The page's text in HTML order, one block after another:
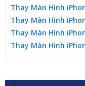
Thay Màn Hình
Thay Màn Hình
Thay Màn Hình
Thay Màn Hình